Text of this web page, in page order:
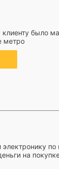
было
метро
на